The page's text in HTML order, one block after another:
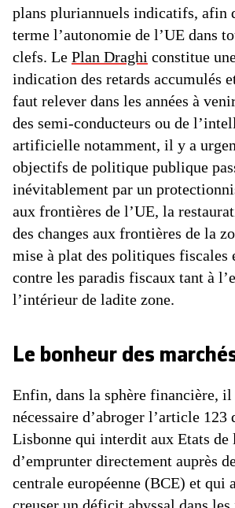
plans pluriannuels indicatifs, afin
terme l’autonomie de l’UE dans
clefs. Le Plan Draghi constitue
indication des retards accumulés
faut relever dans les années à
des semi-conducteurs ou de
artificielle notamment, il y a
objectifs de politique publique
inévitablement par un
aux frontières de l’UE, la
des changes aux frontières de la
mise à plat des politiques fiscales
contre les paradis fiscaux tant à
l’intérieur de ladite zone.
Le bonheur des
Enfin, dans la sphère financière, il
nécessaire d’abroger l’article 123
Lisbonne qui interdit aux Etats de
d’emprunter directement auprès
centrale européenne (BCE) et qui